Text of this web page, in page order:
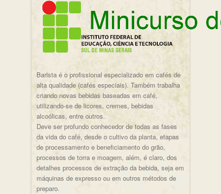
Barista é o profissional especializado em cafés de
alta qualidade (cafés especiais). Também trabalha
criando novas bebidas baseadas em café,
utilizando-se de licores, cremes, bebidas
alcoólicas, entre outros.
Deve ser profundo conhecedor de todas as fases
da vida do café, desde o cultivo da planta, etapas
de processamento e beneficiamento do grão,
processos de torra e moagem, além, é claro, dos
detalhes processos de extração da bebida, seja em
máquinas de expresso ou em outros métodos de
preparo.